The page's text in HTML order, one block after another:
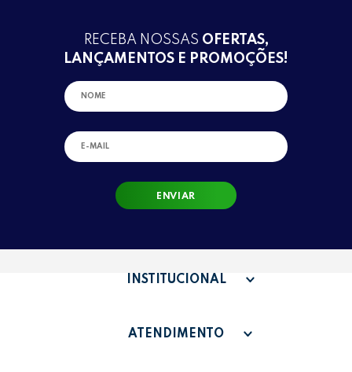
RECEBA NOSSAS OFERTAS,
LANÇAMENTOS E PROMOÇÕES!
ENVIAR
INSTITUCIONAL
QUEM SOMOS
ATENDIMENTO